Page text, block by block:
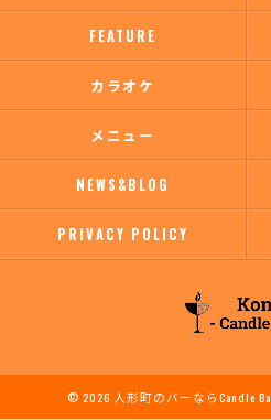
FEATURE
カラオケ
メニュー
NEWS&BLOG
PRIVACY POLICY
© 2026 人形町のバーならCandle Bar